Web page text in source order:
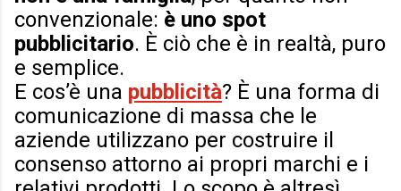
convenzionale: è uno spot
pubblicitario. È ciò che è in realtà, puro
e semplice.
E cos’è una pubblicità? È una forma di
comunicazione di massa che le
aziende utilizzano per costruire il
consenso attorno ai propri marchi e i